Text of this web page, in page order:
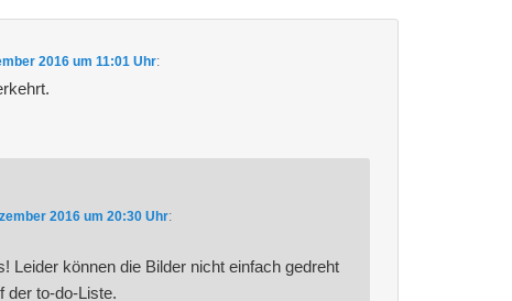
2016 um 11:01 Uhr:
2016 um 20:30 Uhr:
Leider können die Bilder nicht einfach gedreht
der to-do-Liste.